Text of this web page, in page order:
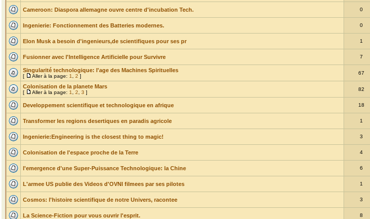
Cameroon: Diaspora allemagne ouvre centre d'incubation Tech. 0
Ingenierie: Fonctionnement des Batteries modernes. 0
Elon Musk a besoin d'ingenieurs,de scientifiques pour ses pr 1
Fusionner avec l'Intelligence Artificielle pour Survivre 7
Singularité technologique: l'age des Machines Spirituelles
[ Aller à la page: 1 2 ]
67
Colonisation de la planete Mars
[ Aller à la page: 1 2 3 ]
82
Developpement scientifique et technologique en afrique 18
Transformer les regions desertiques en paradis agricole 1
Ingenierie:Engineering is the closest thing to magic! 3
Colonisation de l'espace proche de la Terre 4
l'emergence d'une Super-Puissance Technologique: la Chine 6
L'armee US publie des Videos d'OVNI filmees par ses pilotes 1
Cosmos: l'histoire scientifique de notre Univers, racontee 3
La Science-Fiction pour vous ouvrir l'esprit. 8